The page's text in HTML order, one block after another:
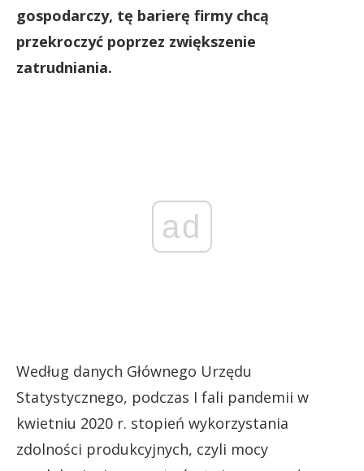
gospodarczy, tę barierę firmy chcą
przekroczyć poprzez zwiększenie
zatrudniania.
ad
Według danych Głównego Urzędu
Statystycznego, podczas I fali pandemii w
kwietniu 2020 r. stopień wykorzystania
zdolności produkcyjnych, czyli mocy